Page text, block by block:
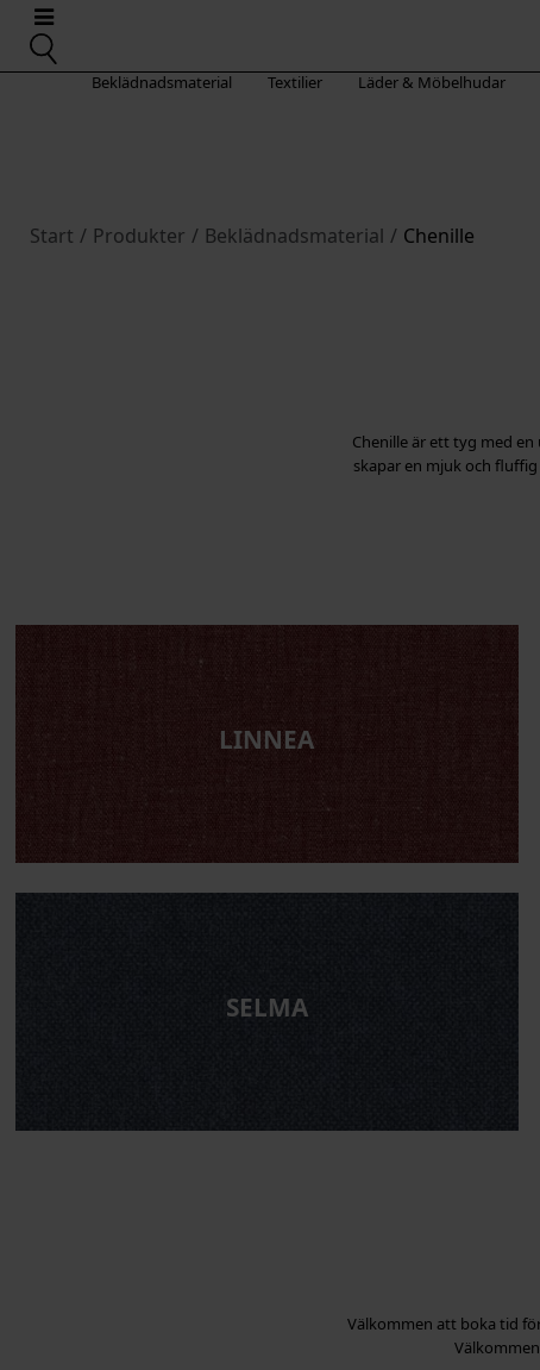
Beklädnadsmaterial Textilier Läder & Möbelhudar
Start / Produkter / Beklädnadsmaterial / Chenille
Chenille är ett tyg med
skapar en mjuk och
LINNEA
SELMA
Välkommen att boka tid